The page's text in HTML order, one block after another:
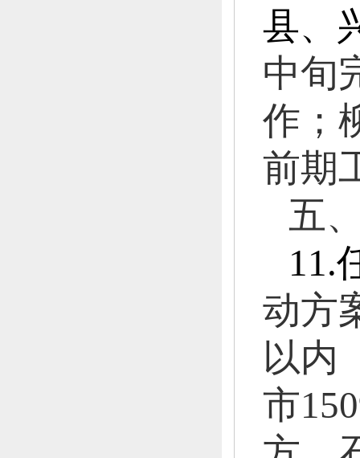
县、
中旬
作；
前期
五
11.
动方
以内
市